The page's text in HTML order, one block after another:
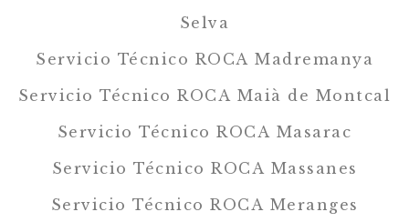
Selva
Servicio Técnico ROCA Madremanya
Servicio Técnico ROCA Maià de Montcal
Servicio Técnico ROCA Masarac
Servicio Técnico ROCA Massanes
Servicio Técnico ROCA Meranges